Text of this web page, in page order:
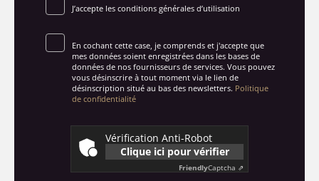
J’accepte les conditions générales d’utilisation
En cochant cette case, je comprends et j'accepte que
mes données soient enregistrées dans les bases de
données de nos fournisseurs de services. Vous pouvez
vous désinscrire à tout moment via le lien de
désinscription situé au bas des newsletters. Politique
de confidentialité
Vérification Anti-Robot
Clique ici pour vérifier
FriendlyCaptcha ⇗